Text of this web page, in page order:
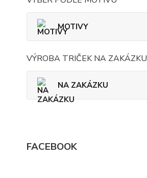
MOTIVY
VÝROBA TRIČEK NA ZAKÁZKU
NA ZAKÁZKU
FACEBOOK